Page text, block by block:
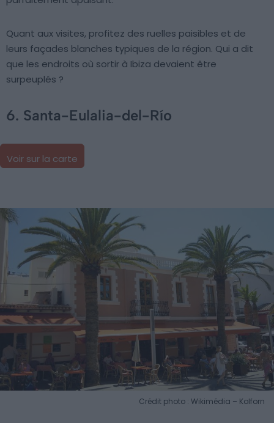
Quant aux visites, profitez des ruelles paisibles et de
leurs façades blanches typiques de la région. Qui a dit
que les endroits où sortir à Ibiza devaient être
surpeuplés ?
6. Santa-Eulalia-del-Río
Voir sur la carte
Crédit photo : Wikimédia – Kolforn